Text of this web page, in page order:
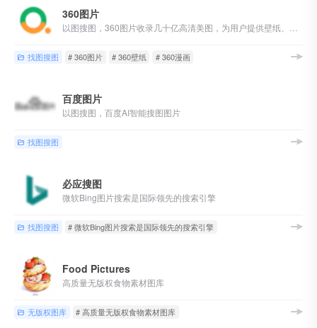
360图片
找图搜图 # 360图片 # 360壁纸 # 360漫画
百度图片
以图搜图，百度AI智能搜图图片
找图搜图
必应搜图
微软Bing图片搜索是国际领先的搜索引擎
找图搜图 # 微软Bing图片搜索是国际领先的搜索引擎
Food Pictures
高质量无版权食物素材图库
无版权图库 # 高质量无版权食物素材图库